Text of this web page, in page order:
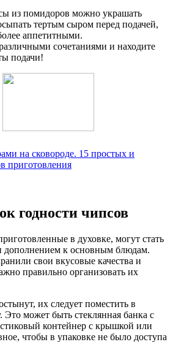
из помидоров можно украшать
тертым сыром перед подачей,
аппетитными.
сочетаниями и находите
подачи!
на сковороде. 15 простых и
приготовления
годности чипсов
в духовке, могут стать
дополнением к основным блюдам.
свои вкусовые качества и
правильно организовать их
их следует поместить в
Это может быть стеклянная банка с
контейнер с крышкой или
чтобы в упаковке не было доступа